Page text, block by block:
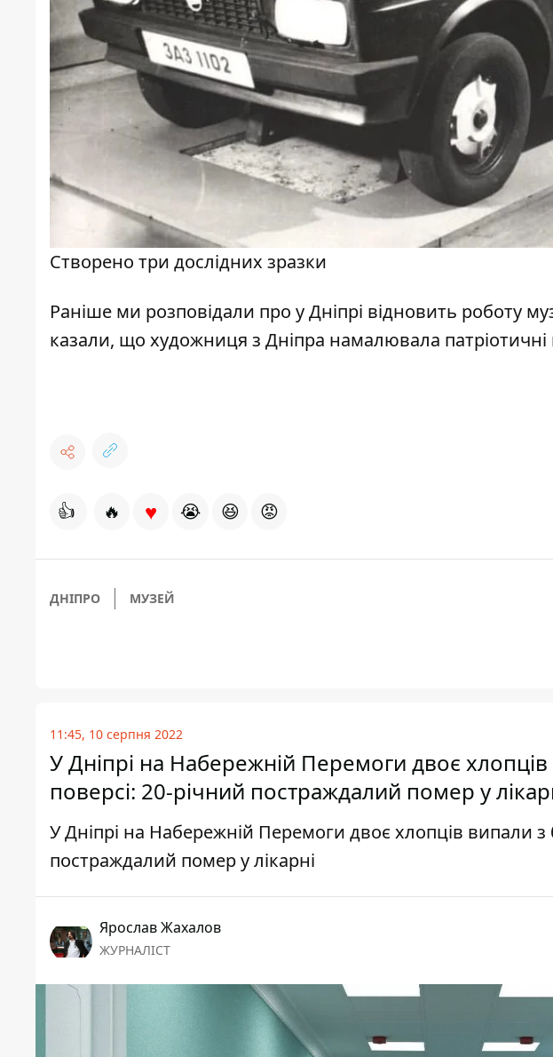
Створено три дослідних зразки
Раніше ми розповідали про у Дніпрі відновить роботу
казали, що художниця з Дніпра намалювала патріотичні
👍 🔥 ♥ 😭 😆 😡
ДНІПРО МУЗЕЙ
11:45, 10 серпня 2022
У Дніпрі на Набережній Перемоги двоє
поверсі: 20-річний постраждалий помер у
У Дніпрі на Набережній Перемоги двоє хлопців випали з
постраждалий помер у лікарні
Ярослав Жахалов
ЖУРНАЛІСТ